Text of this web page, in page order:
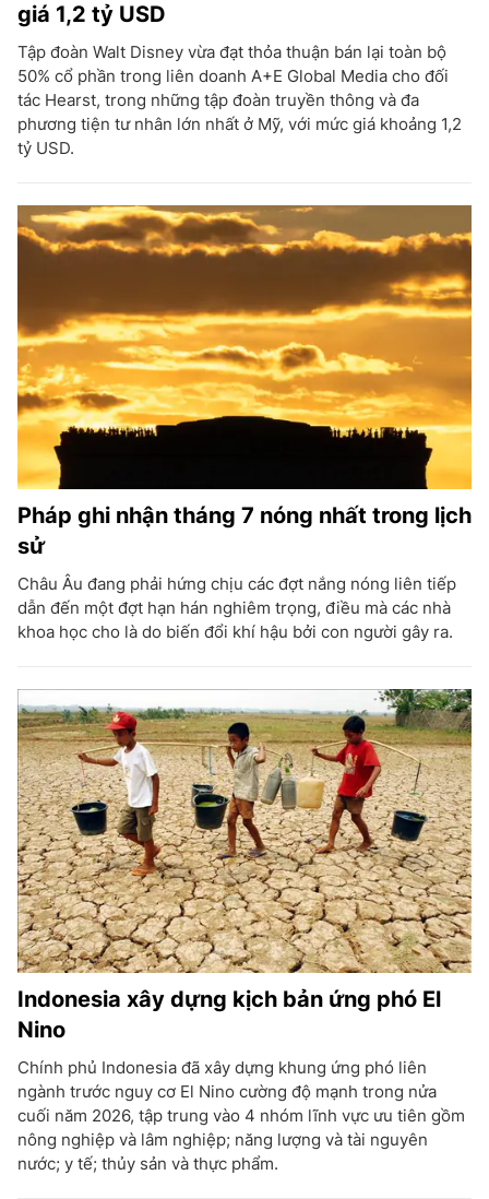
giá 1,2 tỷ USD
Tập đoàn Walt Disney vừa đạt thỏa thuận bán lại toàn bộ
50% cổ phần trong liên doanh A+E Global Media cho đối
tác Hearst, trong những tập đoàn truyền thông và đa
phương tiện tư nhân lớn nhất ở Mỹ, với mức giá khoảng 1,2
tỷ USD.
Pháp ghi nhận tháng 7 nóng nhất trong lịch
sử
Châu Âu đang phải hứng chịu các đợt nắng nóng liên tiếp
dẫn đến một đợt hạn hán nghiêm trọng, điều mà các nhà
khoa học cho là do biến đổi khí hậu bởi con người gây ra.
Indonesia xây dựng kịch bản ứng phó El
Nino
Chính phủ Indonesia đã xây dựng khung ứng phó liên
ngành trước nguy cơ El Nino cường độ mạnh trong nửa
cuối năm 2026, tập trung vào 4 nhóm lĩnh vực ưu tiên gồm
nông nghiệp và lâm nghiệp; năng lượng và tài nguyên
nước; y tế; thủy sản và thực phẩm.